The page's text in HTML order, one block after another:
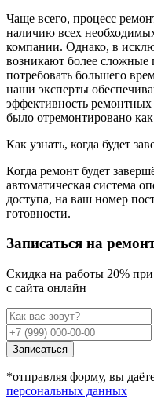
Чаще всего, процесс
наличию всех
компании. Однако, в
возникают более
потребовать большего
наши эксперты
эффективность
было отремонтировано
Как узнать, когда будет
Когда ремонт будет
автоматическая система
доступа, на ваш номер
готовности.
Записаться на
Cкидка на работы 20% при
с сайта онлайн
Записаться
*отправляя форму, вы
персональных данных